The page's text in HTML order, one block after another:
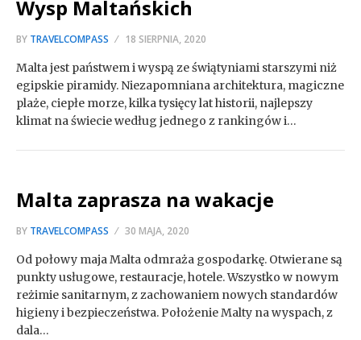
Wysp Maltańskich
BY TRAVELCOMPASS 18 SIERPNIA, 2020
Malta jest państwem i wyspą ze świątyniami starszymi niż
egipskie piramidy. Niezapomniana architektura, magiczne
plaże, ciepłe morze, kilka tysięcy lat historii, najlepszy
klimat na świecie według jednego z rankingów i…
Malta zaprasza na wakacje
BY TRAVELCOMPASS 30 MAJA, 2020
Od połowy maja Malta odmraża gospodarkę. Otwierane są
punkty usługowe, restauracje, hotele. Wszystko w nowym
reżimie sanitarnym, z zachowaniem nowych standardów
higieny i bezpieczeństwa. Położenie Malty na wyspach, z
dala…